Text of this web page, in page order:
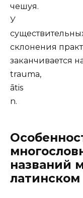
чешуя.
У
склонения
заканчивается
trauma,
ātis
n.
названий